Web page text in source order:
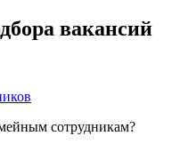
вакансий
сотрудникам?